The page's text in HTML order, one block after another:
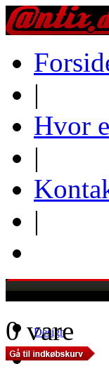
|
Hvor
|
|
Design
0 vare